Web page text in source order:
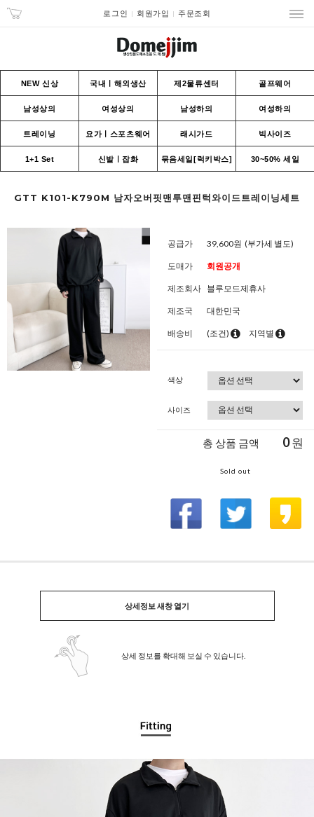
로그인 회원가입 주문조회
NEW 신상 국내ㅣ해외생산 제2물류센터 골프웨어
남성상의 여성상의 남성하의 여성하의
트레이닝 요가ㅣ스포츠웨어 래시가드 빅사이즈
1+1 Set 신발ㅣ잡화 묶음세일[럭키박스] 30~50% 세일
GTT K101-K790M 남자오버핏맨투맨핀턱와이드트레이닝세트
공급가 39,600원 (부가세 별도)
도매가 회원공개
제조회사 블루모드제휴사
제조국 대한민국
배송비 (조건) 지역별
색상
사이즈
총 상품 금액 0원
Sold out
상세정보 새창 열기
상세 정보를 확대해 보실 수 있습니다.